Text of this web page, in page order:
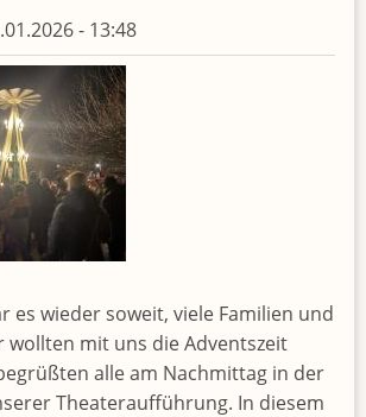
- 13:48
es wieder soweit, viele Familien und
wollten mit uns die Adventszeit
alle am Nachmittag in der
Theateraufführung. In diesem